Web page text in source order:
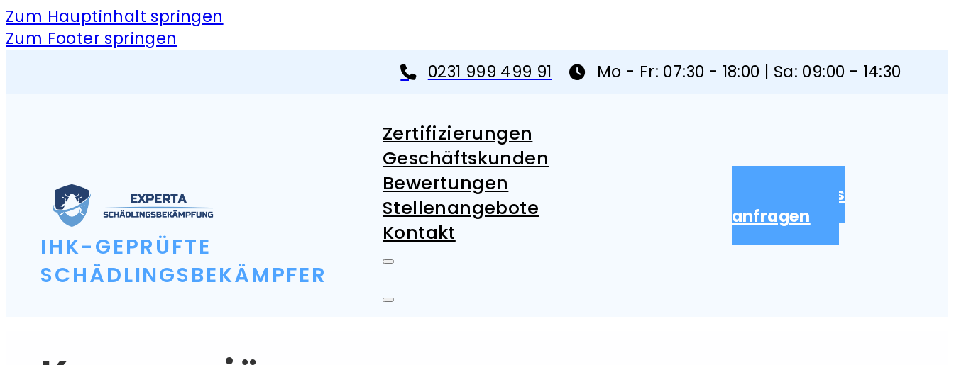
Zum Hauptinhalt springen
Zum Footer springen
0231 999 499 91
Mo - Fr: 07:30 - 18:00 | Sa: 09:00 - 14:30
Zertifizierungen
Geschäftskunden
Bewertungen
Stellenangebote
Kontakt
Kostenlos
anfragen
IHK-GEPRÜFTE
SCHÄDLINGSBEKÄMPFER